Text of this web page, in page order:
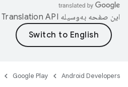
این صفحه به‌وسیله
Android Developers
Google Play